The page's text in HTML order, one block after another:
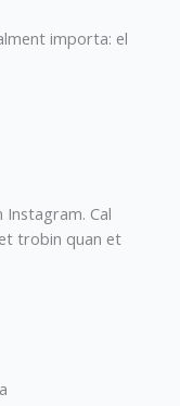
importa: el
Instagram. Cal
trobin quan et